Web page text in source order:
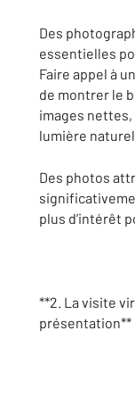
Des
essentielles
Faire appel à
de montrer le
images
lumière
Des photos
plus d’intérêt
**2. La visite
présentation**